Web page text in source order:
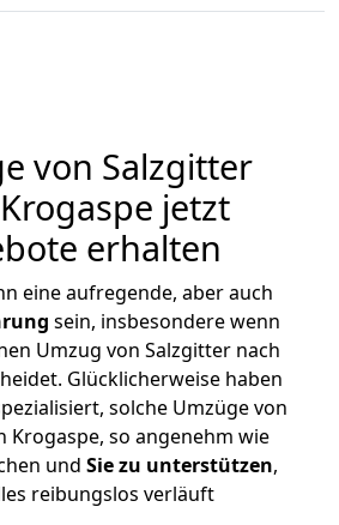
von Salzgitter
jetzt
erhalten
eine aufregende, aber auch
sein, insbesondere wenn
Umzug von Salzgitter nach
Glücklicherweise haben
solche Umzüge von
Krogaspe, so angenehm wie
und Sie zu unterstützen,
reibungslos verläuft